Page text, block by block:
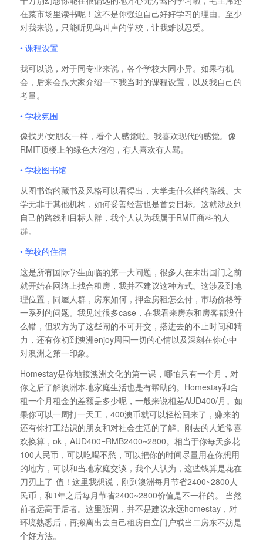
在菜市场里读书呢！这不是你强迫自己好好学习的理由。至少
对我来说，只能听见鸟叫声的学校，让我难以忍受。
• 课程设置
我可以说，对于同专业来说，各个学校大同小异。如果有机
会，后来会跟大家介绍一下我当时的课程设置，以及我自己的
考量。
• 学校氛围
像找男/女朋友一样，看个人感觉啦。我喜欢现代的感觉。像
RMIT顶楼上的绿色大泡泡，有人喜欢有人骂。
• 学校图书馆
从图书馆的藏书及风格可以看得出，大学走什么样的路线。大
学无非于其他机构，如何妥善经营也是首要目标。这就涉及到
自己的路线和目标人群，我个人认为我属于RMIT商科的人
群。
• 学校的住宿
这是所有国际学生面临的第一大问题，很多人在未出国门之前
就开始在网络上找合租房，我并不建议这种方式。这涉及到地
理位置，同屋人群，房东如何，押金房租怎么付，市场价格等
一系列的问题。我见过很多case，在我看来房东和房客都没什
么错，但双方为了这些闹的不可开交，搭进去的不止时间和精
力，还有你初到澳洲enjoy周围一切的心情以及深刻在你心中
对澳洲之第一印象。
Homestay是你地接澳洲文化的第一课，哪怕只有一个月，对
你之后了解澳洲本地家庭生活也是有帮助的。Homestay和合
租一个月租金的差额是多少呢，一般来说相差AUD400/月。如
果你可以一周打一天工，400澳币就可以轻松回来了，赚来的
还有你打工结识的朋友和对社会生活的了解。刚去的人通常喜
欢换算，ok，AUD400=RMB2400~2800。相当于你每天多花
100人民币，可以吃喝不愁，可以把你的时间尽量用在你想用
的地方，可以和当地家庭交谈，我个人认为，这些钱算是花在
刀刃上了-值！这里我想说，刚到澳洲每月节省2400~2800人
民币，和1年之后每月节省2400~2800价值是不一样的。 当然
前者远高于后者。这里强调，并不是建议永远homestay，对
环境熟悉后，再搬离出去自己租房自立门户或当二房东不妨是
个好方法。